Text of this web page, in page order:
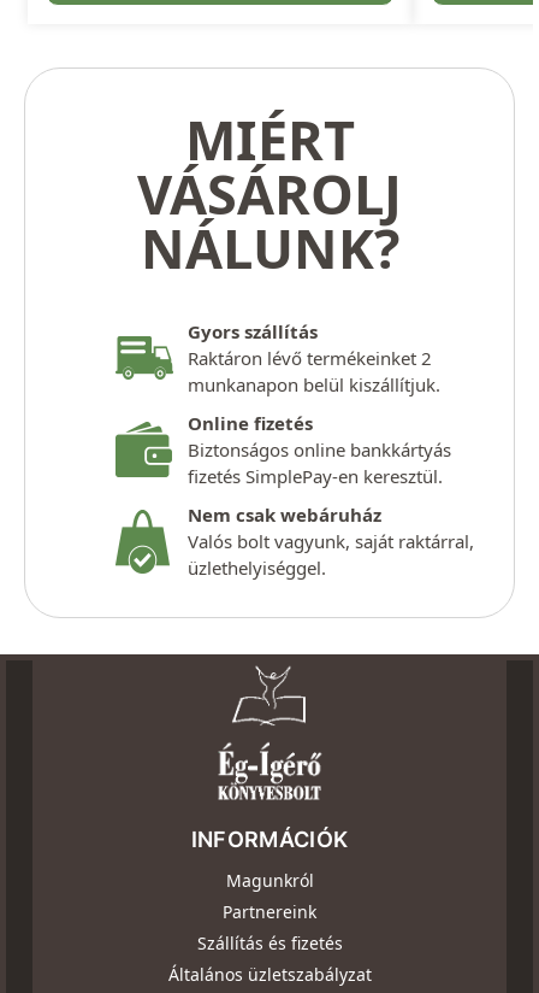
MIÉRT
VÁSÁROLJ
NÁLUNK?
Gyors szállítás
Raktáron lévő termékeinket 2
munkanapon belül kiszállítjuk.
Online fizetés
Biztonságos online bankkártyás
fizetés SimplePay-en keresztül.
Nem csak webáruház
Valós bolt vagyunk, saját raktárral,
üzlethelyiséggel.
INFORMÁCIÓK
Magunkról
Partnereink
Szállítás és fizetés
Általános üzletszabályzat